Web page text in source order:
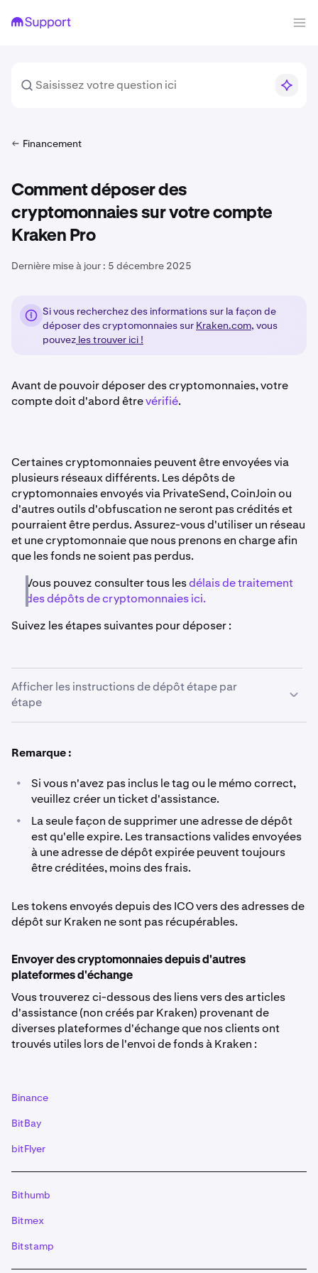
Financement
Comment déposer des
cryptomonnaies sur votre compte
Kraken Pro
Dernière mise à jour : 5 décembre 2025
Si vous recherchez des informations sur la façon de
déposer des cryptomonnaies sur Kraken.com, vous
pouvez les trouver ici !
Avant de pouvoir déposer des cryptomonnaies, votre
compte doit d'abord êtrevérifié.
Certaines cryptomonnaies peuvent être envoyées via
plusieurs réseaux différents. Les dépôts de
cryptomonnaies envoyés via PrivateSend, CoinJoin ou
d'autres outils d'obfuscation ne seront pas crédités et
pourraient être perdus. Assurez-vous d'utiliser un réseau
et une cryptomonnaie que nous prenons en charge afin
que les fonds ne soient pas perdus.
Vous pouvez consulter tous lesdélais de traitement
des dépôts de cryptomonnaies ici.
Suivez les étapes suivantes pour déposer :
Afficher les instructions de dépôt étape par
étape
à Portefeuille.
Cliquez sur le bouton Déposer.
Recherchez la devise que vous souhaitez déposer et
cliquez dessus.
partir duquel les fonds seront envoyés. Ne saisissez
pas l'adresse manuellement.
*Pour certaines cryptomonnaies, vous devrez
inclure plus de détails que la simple adresse :
dépôts Ripple (XRP) nécessitent un «tag de
destination»- Les dépôts Lumens (XLM) nécessitent
un «mémo» si vous n'utilisez pas d'adresse muxée-
Les dépôts Stacks (STX) nécessitent un «mémo
tag/mémo est inclus. Pour EOS, le mémo devra être
votre compte lorsque le nombre minimum de
Remarque :
•
Si vous n'avez pas inclus le tag ou le mémo correct,
veuillez créer un ticket d'assistance.
•
La seule façon de supprimer une adresse de dépôt
est qu'elle expire. Les transactions valides envoyées
à une adresse de dépôt expirée peuvent toujours
être créditées, moins des frais.
Les tokens envoyés depuis des ICO vers des adresses de
dépôt sur Kraken ne sont pas récupérables.
Envoyer des cryptomonnaies depuis d'autres
plateformes d'échange
Vous trouverez ci-dessous des liens vers des articles
d'assistance (non créés par Kraken) provenant de
diverses plateformes d'échange que nos clients ont
trouvés utiles lors de l'envoi de fonds à Kraken :
Binance
BitBay
bitFlyer
Bithumb
Bitmex
Bitstamp